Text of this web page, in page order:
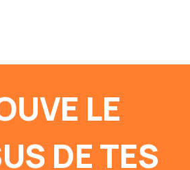
LE
DE TES